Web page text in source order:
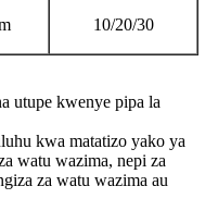
10/20/30
utupe kwenye pipa la
kwa matatizo yako ya
watu wazima, nepi za
za watu wazima au